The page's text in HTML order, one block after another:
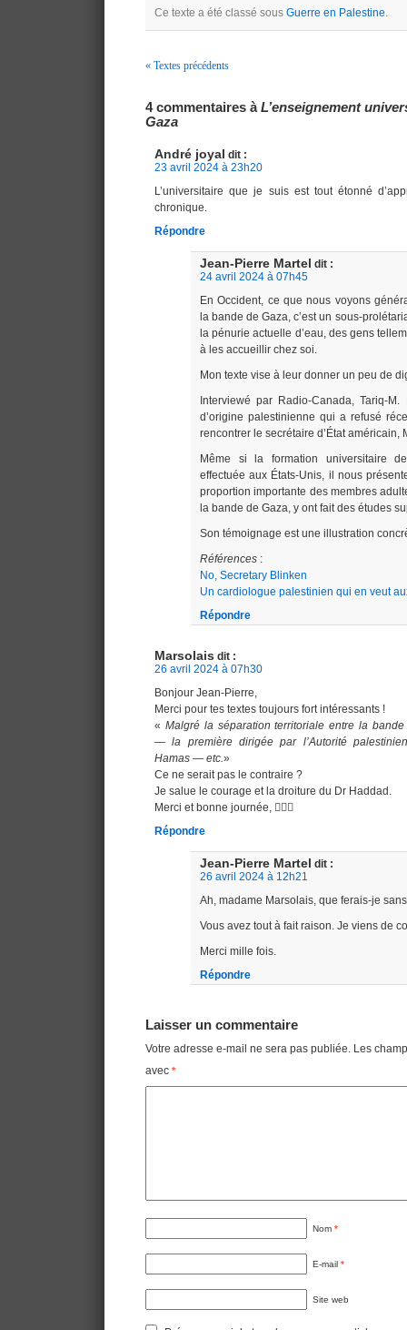
Ce texte a été classé sous Guerre en Palestine.
« Textes précédents
4 commentaires àL’enseignement
Gaza
André joyal dit :
23 avril 2024 à 23h20
L’universitaire que je suis est tout étonné
chronique.
Répondre
Jean-Pierre Martel dit :
24 avril 2024 à 07h45
En Occident, ce que nous voyons
la bande de Gaza, c’est un sous-
la pénurie actuelle d’eau, des gens
à les accueillir chez soi.
Mon texte vise à leur donner un peu de
Interviewé par Radio-Canada, Tariq-
d’origine palestinienne qui a refusé
rencontrer le secrétaire d’État américain,
Même si la formation universitaire
effectuée aux États-Unis, il nous
proportion importante des membres
la bande de Gaza, y ont fait des études
Son témoignage est une illustration
Références :
No, Secretary Blinken
Un cardiologue palestinien qui en veut
Répondre
Marsolais dit :
26 avril 2024 à 07h30
Bonjour Jean-Pierre,
Merci pour tes textes toujours fort intéressants !
« Malgré la séparation territoriale entre la
— la première dirigée par l’Autorité
Hamas — etc.»
Ce ne serait pas le contraire ?
Je salue le courage et la droiture du Dr Haddad.
Merci et bonne journée, 🙋🏻‍♀️
Répondre
Jean-Pierre Martel dit :
26 avril 2024 à 12h21
Ah, madame Marsolais, que ferais-je
Vous avez tout à fait raison. Je viens de
Merci mille fois.
Répondre
Laisser un commentaire
Votre adresse e-mail ne sera pas publiée. Les
avec *
Nom *
E-mail *
Site web